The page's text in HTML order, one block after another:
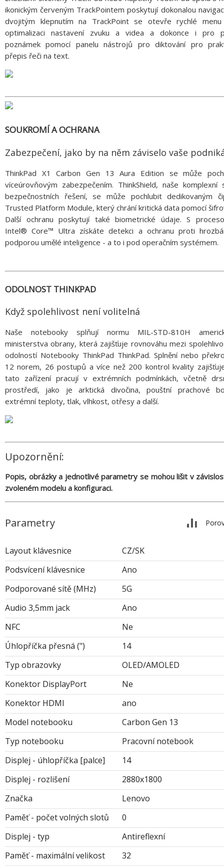
ikonickým červeným TrackPointem poskytují dokonalou
dvojitým klepnutím na TrackPoint se otevře rychlé
optimalizaci nastavení zvuku a videa a dokonce i pro
poznámek pomocí panelu nástrojů pro diktování pro
přepis řeči na text.
SOUKROMÍ A OCHRANA
Zabezpečení, jako by na něm záviselo vaše
ThinkPad X1 Carbon Gen 13 Aura Edition se může
víceúrovňovým zabezpečením. ThinkShield, naše komplexní
bezpečnostních řešení, se může pochlubit dedikovaným
Trusted Platform Module, který chrání kritická data pomocí
Další ochranu poskytují také biometrické údaje. S
Intel® Core™ Ultra získáte detekci a ochranu proti
podporou umělé inteligence - a to i pod operačním systémem.
ODOLNOST THINKPAD
Když spolehlivost není volitelná
Naše notebooky splňují normu MIL-STD-810H
ministerstva obrany, která zajišťuje rovnováhu mezi
odolností Notebooky ThinkPad ThinkPad. Splnění nebo
12 norem, 26 postupů a více než 200 kontrol kvality
tato zařízení pracují v extrémních podmínkách, včetně
prostředí, jako je arktická divočina, pouštní prachové
extrémní teploty, tlak, vlhkost, otřesy a další.
Upozornění:
Popis, obrázky a jednotlivé parametry se mohou lišit v
zvoleném modelu a konfiguraci.
Parametry
Layout klávesnice
CZ/SK
Podsvícení klávesnice
Ano
Podporované sítě (MHz)
5G
Audio 3,5mm jack
Ano
NFC
Ne
Úhlopříčka přesná (")
14
Typ obrazovky
OLED/AMOLED
Konektor DisplayPort
Ne
Konektor HDMI
ano
Model notebooku
Carbon Gen 13
Typ notebooku
Pracovní notebook
Displej - úhlopříčka [palce]
14
Displej - rozlišení
2880x1800
Značka
Lenovo
Paměť - počet volných slotů
0
Displej - typ
Antireflexní
Paměť - maximální velikost
32